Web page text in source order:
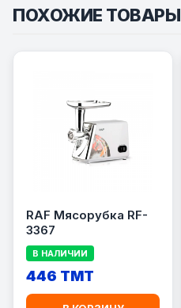
ПОХОЖИЕ ТОВАРЫ
RAF Мясорубка RF-
3367
В НАЛИЧИИ
446 TMT